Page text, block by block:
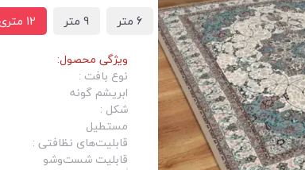
6 متر 9 متر
12 متری
ویژگی محصول:
نوع بافت :
ابریشم گونه
شکل :
مستطیل
قابلیت‌های نظافتی :
قابلیت شست‌وشو